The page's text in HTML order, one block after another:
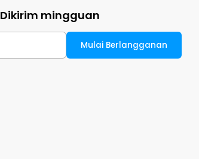
Dikirim mingguan
Mulai Berlangganan